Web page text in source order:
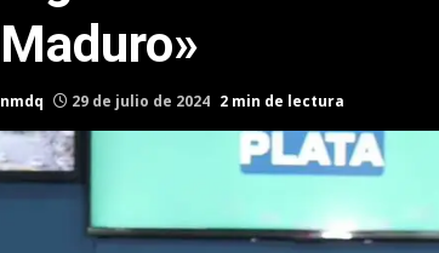
Maduro»
nmdq 29 de julio de 2024 2 min de lectura